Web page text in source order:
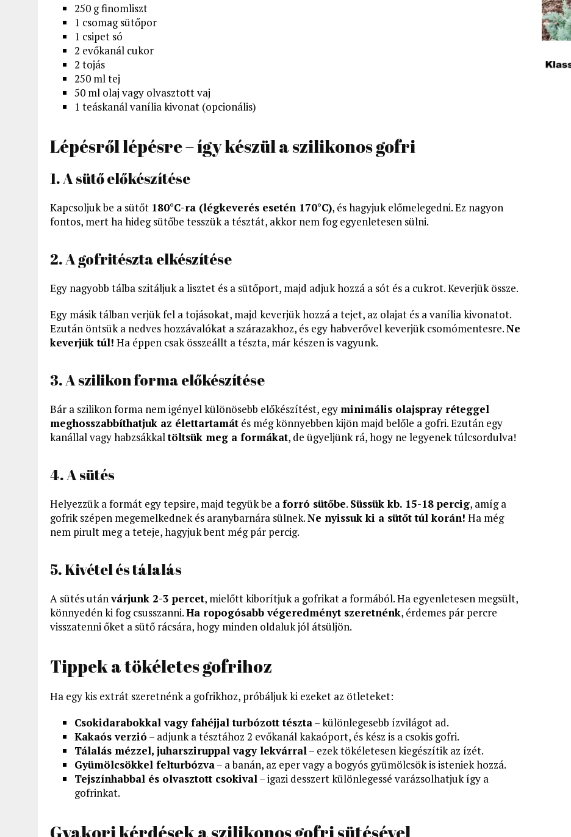
250 g finomliszt
1 csomag sütőpor
1 csipet só
2 evőkanál cukor
2 tojás
250 ml tej
50 ml olaj vagy olvasztott vaj
1 teáskanál vanília kivonat (opcionális)
Lépésről lépésre – így készül a szilikonos gofri
1. A sütő előkészítése
Kapcsoljuk be a sütőt 180°C-ra (légkeverés esetén 170°C), és hagyjuk előmelegedni. Ez nagyon
fontos, mert ha hideg sütőbe tesszük a tésztát, akkor nem fog egyenletesen sülni.
2. A gofritészta elkészítése
Egy nagyobb tálba szitáljuk a lisztet és a sütőport, majd adjuk hozzá a sót és a cukrot. Keverjük össze.
Egy másik tálban verjük fel a tojásokat, majd keverjük hozzá a tejet, az olajat és a vanília kivonatot.
Ezután öntsük a nedves hozzávalókat a szárazakhoz, és egy habverővel keverjük csomómentesre.Ne
keverjük túl! Ha éppen csak összeállt a tészta, már készen is vagyunk.
3. A szilikon forma előkészítése
Bár a szilikon forma nem igényel különösebb előkészítést, egy minimális olajspray réteggel
meghosszabbíthatjuk az élettartamát és még könnyebben kijön majd belőle a gofri. Ezután egy
kanállal vagy habzsákkaltöltsük meg a formákat, de ügyeljünk rá, hogy ne legyenek túlcsordulva!
4. A sütés
Helyezzük a formát egy tepsire, majd tegyük be aforró sütőbe. Süssük kb. 15-18 percig, amíg a
gofrik szépen megemelkednek és aranybarnára sülnek.Ne nyissuk ki a sütőt túl korán! Ha még
nem pirult meg a teteje, hagyjuk bent még pár percig.
5. Kivétel és tálalás
A sütés utánvárjunk 2-3 percet, mielőtt kiborítjuk a gofrikat a formából. Ha egyenletesen megsült,
könnyedén ki fog csusszanni.Ha ropogósabb végeredményt szeretnénk, érdemes pár percre
visszatenni őket a sütő rácsára, hogy minden oldaluk jól átsüljön.
Tippek a tökéletes gofrihoz
Ha egy kis extrát szeretnénk a gofrikhoz, próbáljuk ki ezeket az ötleteket:
Csokidarabokkal vagy fahéjjal turbózott tészta– különlegesebb ízvilágot ad.
Kakaós verzió – adjunk a tésztához 2 evőkanál kakaóport, és kész is a csokis gofri.
Tálalás mézzel, juharsziruppal vagy lekvárral– ezek tökéletesen kiegészítik az ízét.
Gyümölcsökkel felturbózva– a banán, az eper vagy a bogyós gyümölcsök is isteniek hozzá.
Tejszínhabbal és olvasztott csokival– igazi desszert különlegessé varázsolhatjuk így a
gofrinkat.
Gyakori kérdések a szilikonos gofri sütésével